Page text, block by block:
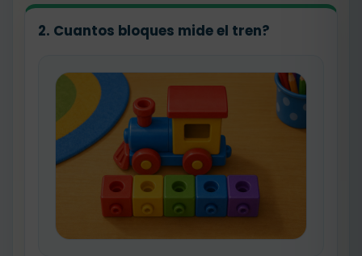
2. Cuantos bloques mide el tren?